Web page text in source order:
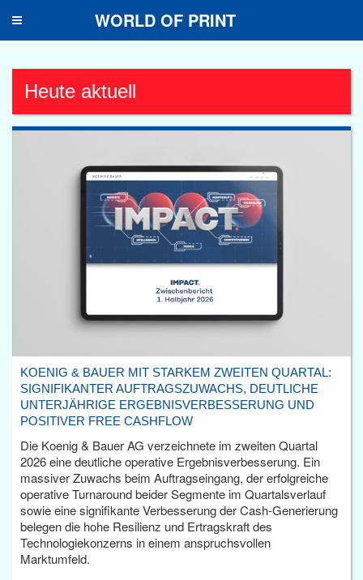
Toggle
WORLD OF PRINT
Heute aktuell
KOENIG & BAUER MIT STARKEM ZWEITEN QUARTAL:
SIGNIFIKANTER AUFTRAGSZUWACHS, DEUTLICHE
UNTERJÄHRIGE ERGEBNISVERBESSERUNG UND
POSITIVER FREE CASHFLOW
Die Koenig & Bauer AG verzeichnete im zweiten Quartal
2026 eine deutliche operative Ergebnisverbesserung. Ein
massiver Zuwachs beim Auftragseingang, der erfolgreiche
operative Turnaround beider Segmente im Quartalsverlauf
sowie eine signifikante Verbesserung der Cash-Generierung
belegen die hohe Resilienz und Ertragskraft des
Technologiekonzerns in einem anspruchsvollen
Marktumfeld.